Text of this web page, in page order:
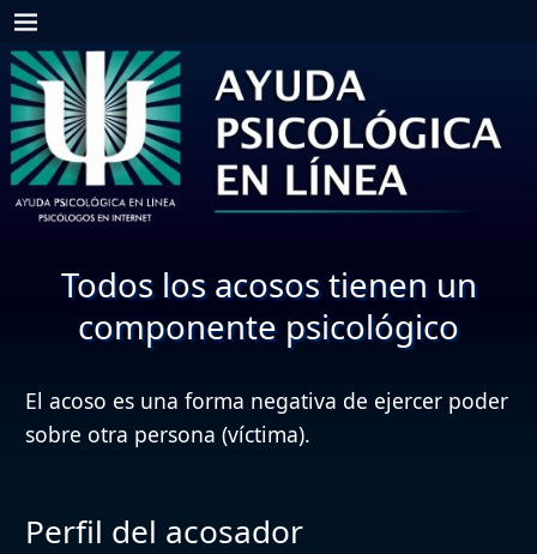
Todos los acosos tienen un
componente psicológico
El acoso es una forma negativa de ejercer poder
sobre otra persona (víctima).
Perfil del acosador